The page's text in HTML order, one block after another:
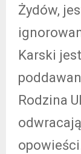
Żydów,
Karski
Rodzina